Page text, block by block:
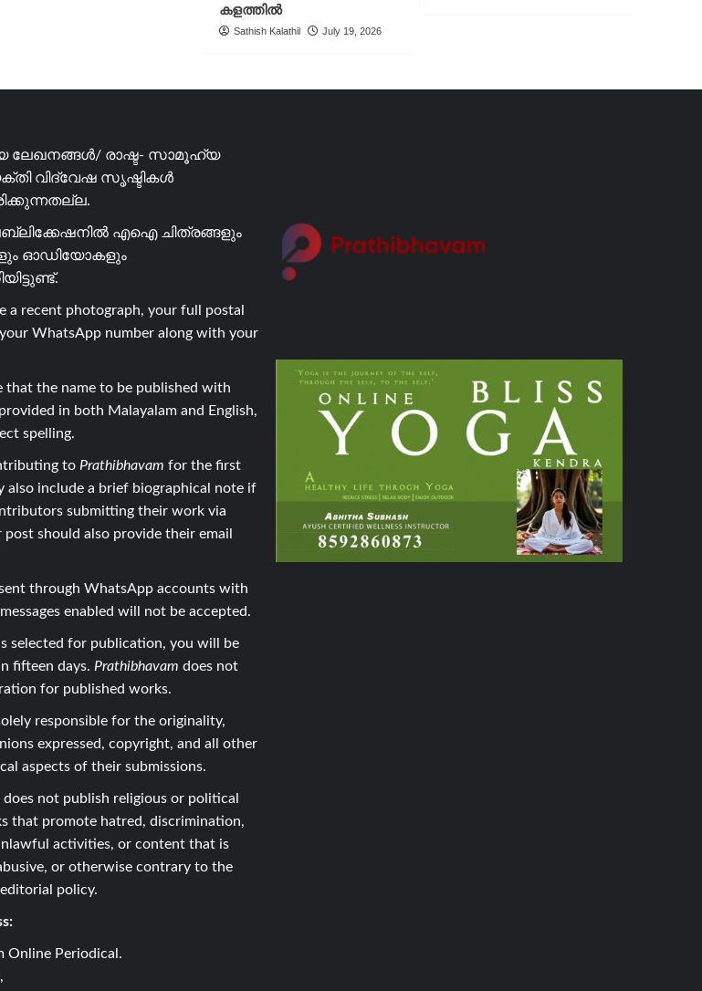
കളത്തിൽ
Sathish Kalathil July 19, 2026
ലേഖനങ്ങൾ/ രാഷ്ട- സാമൂഹ്യ
വിദ്വേഷ സൃഷ്ടികൾ
എഐ ചിത്രങ്ങളും
ഓഡിയോകളും
a recent photograph, your full postal
WhatsApp number along with your
that the name to be published with
in both Malayalam and English,
spelling.
to Prathibhavam for the first
also include a brief biographical note if
submitting their work via
should also provide their email
through WhatsApp accounts with
enabled will not be accepted.
selected for publication, you will be
fifteen days. Prathibhavam does not
for published works.
responsible for the originality,
expressed, copyright, and all other
aspects of their submissions.
does not publish religious or political
that promote hatred, discrimination,
activities, or content that is
or otherwise contrary to the
policy.
Online Periodical.